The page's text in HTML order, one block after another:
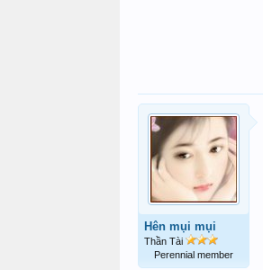
Hên mụi mụi
Thần Tài
Perennial member